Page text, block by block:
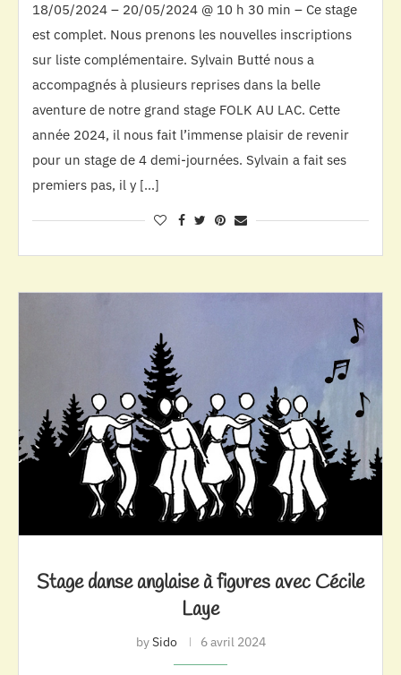
18/05/2024 – 20/05/2024 @ 10 h 30 min – Ce stage
est complet. Nous prenons les nouvelles inscriptions
sur liste complémentaire. Sylvain Butté nous a
accompagnés à plusieurs reprises dans la belle
aventure de notre grand stage FOLK AU LAC. Cette
année 2024, il nous fait l’immense plaisir de revenir
pour un stage de 4 demi-journées. Sylvain a fait ses
premiers pas, il y […]
Stage danse anglaise à figures avec Cécile
Laye
bySido 6 avril 2024